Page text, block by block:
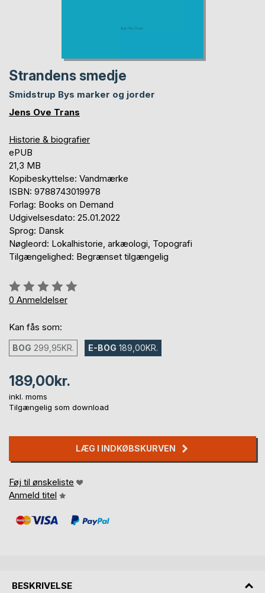
Strandens smedje
Smidstrup Bys marker og jorder
Jens Ove Trans
Historie & biografier
ePUB
21,3 MB
Kopibeskyttelse: Vandmærke
ISBN: 9788743019978
Forlag: Books on Demand
Udgivelsesdato: 25.01.2022
Sprog: Dansk
Nøgleord: Lokalhistorie, arkæologi, Topografi
Tilgængelighed: Begrænset tilgængelig
Anmeldelse::
0%
0 Anmeldelser
Kan fås som:
BOG 299,95KR. E-BOG 189,00KR.
189,00kr.
inkl. moms
Tilgængelig som download
LÆG I INDKØBSKURVEN
Føj til ønskeliste
Anmeld titel
BESKRIVELSE